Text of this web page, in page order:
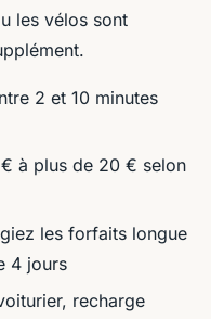
les vélos sont
2 et 10 minutes
à plus de 20 € selon
les forfaits longue
4 jours
recharge